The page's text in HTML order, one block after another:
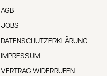
AGB
JOBS
DATENSCHUTZERKLÄRUNG
IMPRESSUM
VERTRAG WIDERRUFEN